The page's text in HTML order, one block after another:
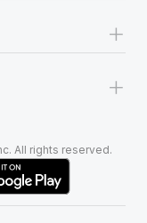
+
+
All rights reserved.